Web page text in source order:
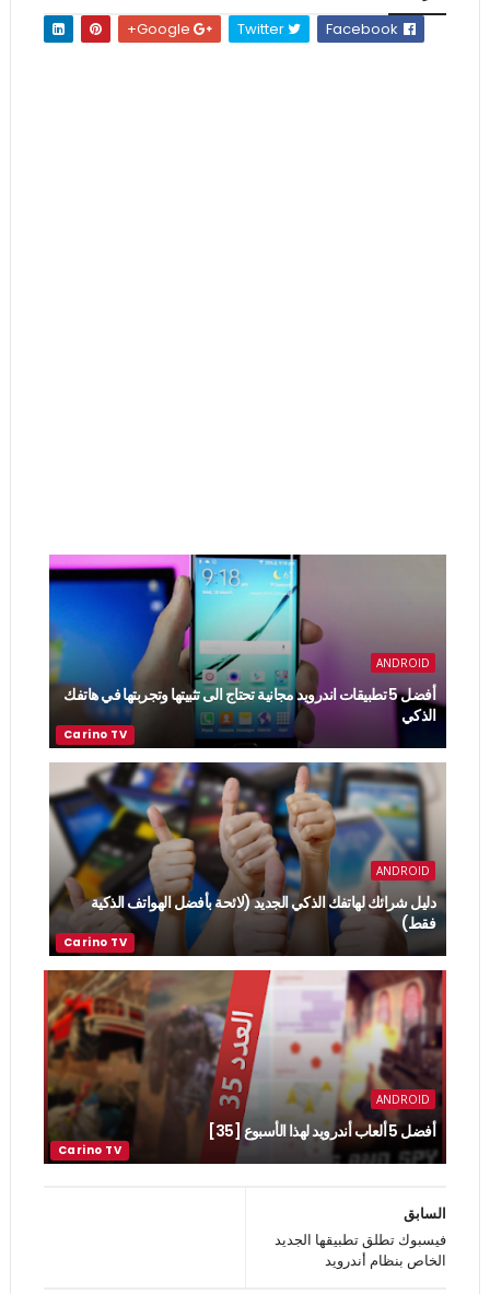
Twitter
ANDROID
أفضل 5 تطبيقات اندرويد مجانية تحتاج الى تثبيتها وتجربتها في هاتفك
الذكي
ANDROID
دليل شرائك لهاتفك الذكي الجديد (لائحة بأفضل الهواتف الذكية
فقط)
ANDROID
أفضل 5 ألعاب أندرويد لهذا الأسبوع [35]
السابق
فيسبوك تطلق تطبيقها الجديد
الخاص بنظام أندرويد